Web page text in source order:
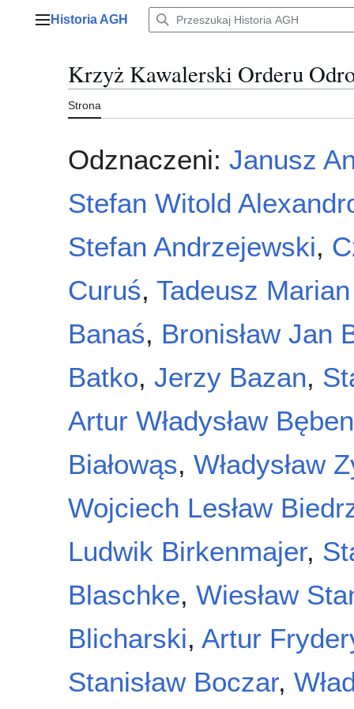
Menu główne
Historia AGH
Krzyż Kawalerski Orderu
Strona
Odznaczeni: Janusz
Stefan Witold
Stefan Andrzejewski,
Curuś, Tadeusz
Banaś, Bronisław Jan
Batko, Jerzy Bazan,
Artur Władysław Bęben
Białowąs, Władysław
Wojciech Lesław
Ludwik Birkenmajer,
Blaschke, Wiesław
Blicharski, Artur
Stanisław Boczar,